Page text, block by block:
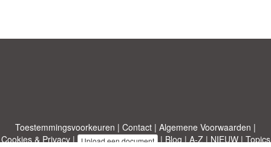
Toestemmingsvoorkeuren | Contact | Algemene Voorwaarden |
Cookies & Privacy| Upload een document |Blog|A-Z|NIEUW|Topics